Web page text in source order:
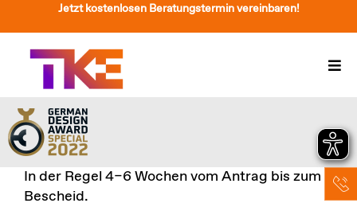
Inhalt
springen
Jetzt kostenlosen Beratungstermin vereinbaren!
Treppenlift
Preise
Service
In der Regel 4–6 Wochen vom Antrag bis zum
Bescheid.